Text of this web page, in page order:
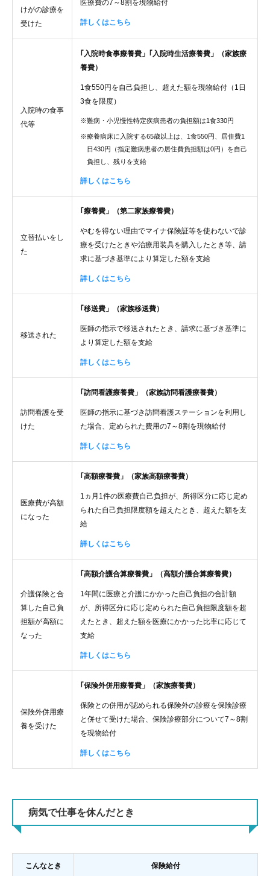
けがの診療を
受けた
医療費の7～8割を現物給付
詳しくはこちら
入院時の食事
代等
｢入院時食事療養費」｢入院時生活療養費」（家族療
養費）
1食550円を自己負担し、超えた額を現物給付（1日
3食を限度）
※難病・小児慢性特定疾病患者の負担額は1食330円
※療養病床に入院する65歳以上は、1食550円、居住費1
日430円（指定難病患者の居住費負担額は0円）を自己
負担し、残りを支給
詳しくはこちら
立替払いをし
た
｢療養費」（第二家族療養費）
やむを得ない理由でマイナ保険証等を使わないで診
療を受けたときや治療用装具を購入したとき等、請
求に基づき基準により算定した額を支給
詳しくはこちら
移送された
｢移送費」（家族移送費）
医師の指示で移送されたとき、請求に基づき基準に
より算定した額を支給
詳しくはこちら
訪問看護を受
けた
｢訪問看護療養費」（家族訪問看護療養費）
医師の指示に基づき訪問看護ステーションを利用し
た場合、定められた費用の7～8割を現物給付
詳しくはこちら
医療費が高額
になった
｢高額療養費」（家族高額療養費）
1ヵ月1件の医療費自己負担が、所得区分に応じ定め
られた自己負担限度額を超えたとき、超えた額を支
給
詳しくはこちら
介護保険と合
算した自己負
担額が高額に
なった
｢高額介護合算療養費」（高額介護合算療養費）
1年間に医療と介護にかかった自己負担の合計額
が、所得区分に応じ定められた自己負担限度額を超
えたとき、超えた額を医療にかかった比率に応じて
支給
詳しくはこちら
保険外併用療
養を受けた
｢保険外併用療養費」（家族療養費）
保険との併用が認められる保険外の診療を保険診療
と併せて受けた場合、保険診療部分について7～8割
を現物給付
詳しくはこちら
病気で仕事を休んだとき
こんなとき 保険給付